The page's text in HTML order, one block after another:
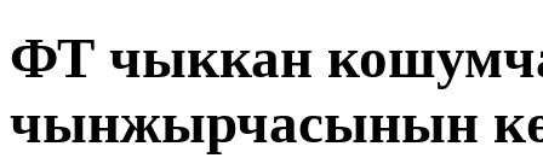
ФТ чыккан
чынжырчасынын